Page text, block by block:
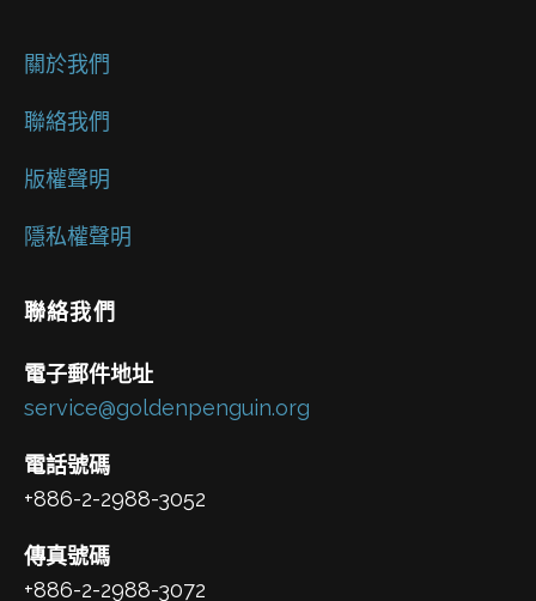
關於我們
聯絡我們
版權聲明
隱私權聲明
聯絡我們
電子郵件地址
service@goldenpenguin.org
電話號碼
+886-2-2988-3052
傳真號碼
+886-2-2988-3072